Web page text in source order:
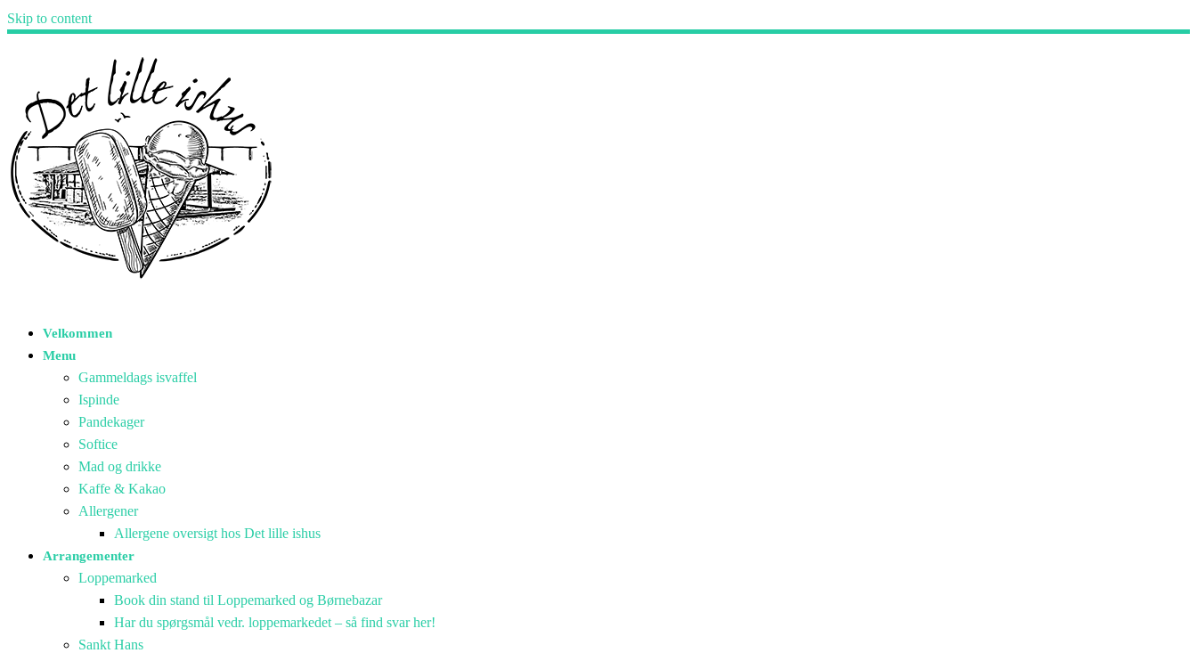
Skip to content
Velkommen
Menu
Gammeldags isvaffel
Ispinde
Pandekager
Softice
Mad og drikke
Kaffe & Kakao
Allergener
Allergene oversigt hos Det lille ishus
Arrangementer
Loppemarked
Book din stand til Loppemarked og Børnebazar
Har du spørgsmål vedr. loppemarkedet – så find svar her!
Sankt Hans